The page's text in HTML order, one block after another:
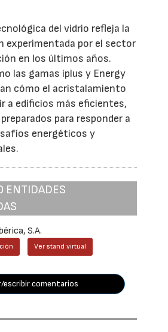
del vidrio refleja la
experimentada por el sector
en los últimos años.
las gamas iplus y Energy
cómo el acristalamiento
a edificios más eficientes,
para responder a
energéticos y
ENTIDADES
S.A.
Ver stand virtual
escribir comentarios